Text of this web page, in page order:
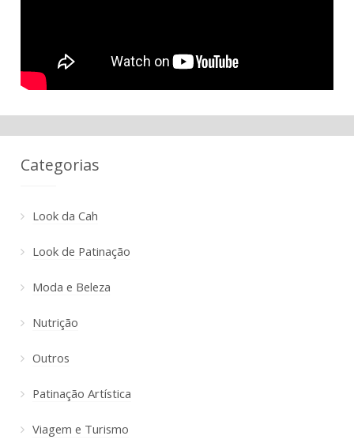
Categorias
Look da Cah
Look de Patinação
Moda e Beleza
Nutrição
Outros
Patinação Artística
Viagem e Turismo